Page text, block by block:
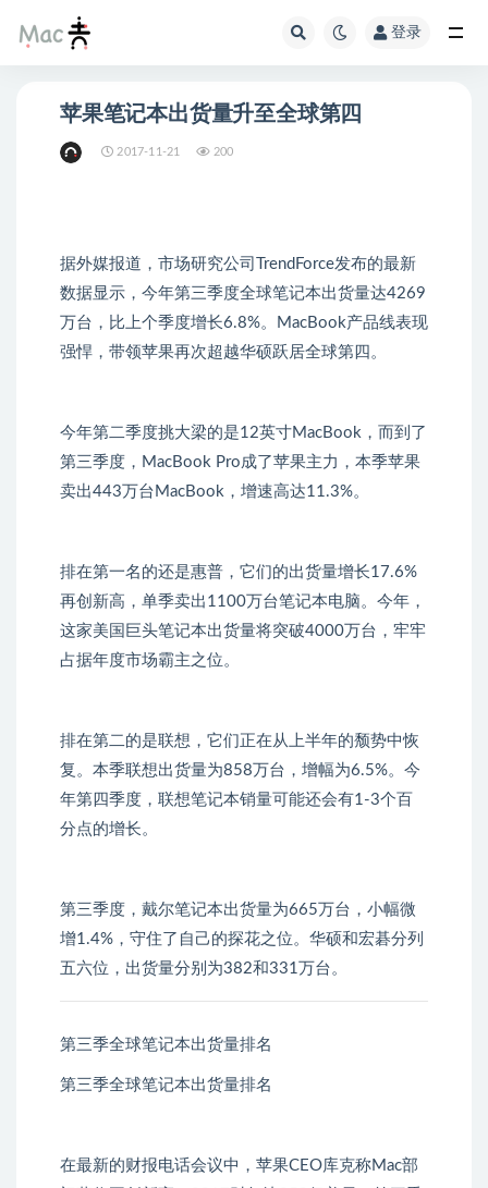
登录
苹果笔记本出货量升至全球第四
2017-11-21 200
据外媒报道，市场研究公司TrendForce发布的最新
数据显示，今年第三季度全球笔记本出货量达4269
万台，比上个季度增长6.8%。MacBook产品线表现
强悍，带领苹果再次超越华硕跃居全球第四。
今年第二季度挑大梁的是12英寸MacBook，而到了
第三季度，MacBook Pro成了苹果主力，本季苹果
卖出443万台MacBook，增速高达11.3%。
排在第一名的还是惠普，它们的出货量增长17.6%
再创新高，单季卖出1100万台笔记本电脑。今年，
这家美国巨头笔记本出货量将突破4000万台，牢牢
占据年度市场霸主之位。
排在第二的是联想，它们正在从上半年的颓势中恢
复。本季联想出货量为858万台，增幅为6.5%。今
年第四季度，联想笔记本销量可能还会有1-3个百
分点的增长。
第三季度，戴尔笔记本出货量为665万台，小幅微
增1.4%，守住了自己的探花之位。华硕和宏碁分列
五六位，出货量分别为382和331万台。
第三季全球笔记本出货量排名
第三季全球笔记本出货量排名
在最新的财报电话会议中，苹果CEO库克称Mac部